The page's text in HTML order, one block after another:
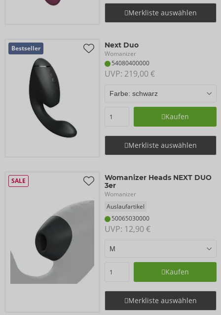
Merkliste auswählen
Bestseller Next Duo
Womanizer
54080400000
UVP: 219,00 €
Kaufen
Merkliste auswählen
SALE
Womanizer Heads NEXT DUO
3er
Womanizer
Auslaufartikel
50065030000
UVP: 12,90 €
Kaufen
Merkliste auswählen